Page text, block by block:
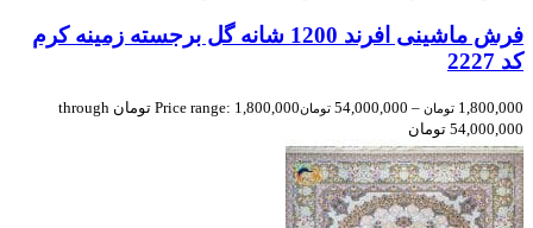
فرش ماشینی افرند 1200 شانه گل برجسته زمینه کرم
کد 2227
1,800,000 تومان –
54,000,000 تومان
Price range: 1,800,000 تومان through
54,000,000 تومان